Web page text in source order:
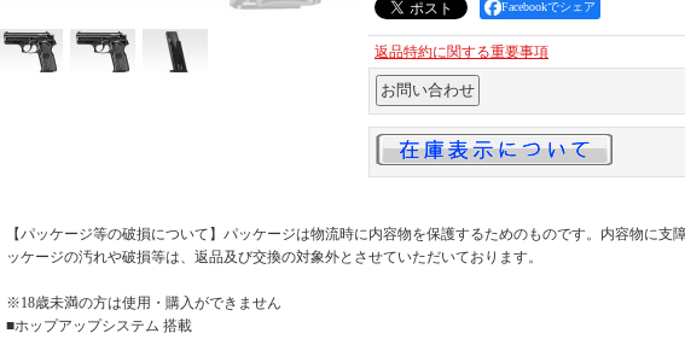
Facebookでシェア
返品特約に関する重要事項
【パッケージ等の破損について】パッケージは物流時に内容物を保護するためのものです。内容物に支
ッケージの汚れや破損等は、返品及び交換の対象外とさせていただいております。
※18歳未満の方は使用・購入ができません
■ホップアップシステム 搭載